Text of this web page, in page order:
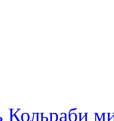
Кольраби